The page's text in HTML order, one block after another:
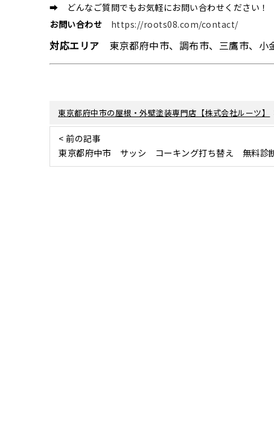
➡ どんなご質問でもお気軽にお問い合わせください！
お問い合わせ
https://roots08.com/contact/
対応エリア 東京都府中市、調布市、三鷹市、小
東京都府中市の屋根・外壁塗装専門店【株式会社ルーツ】
< 前の記事
東京都府中市 サッシ コーキング打ち替え 無料診